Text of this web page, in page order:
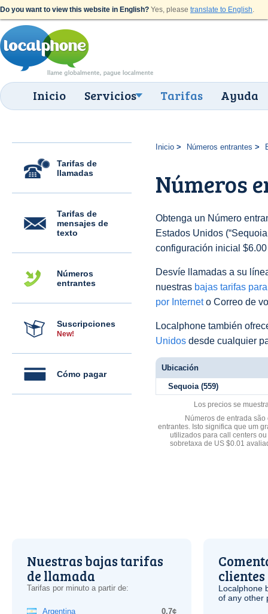
Do you want to view this website in English? Yes, please translate to English.
Inicio Servicios Tarifas Ayuda
Tarifas de
llamadas
Tarifas de
mensajes de
texto
Números
entrantes
Suscripciones
New!
Cómo pagar
Inicio Números entrantes
Números
Obtenga un Número
Estados Unidos
configuración inicial
Desvíe llamadas a su
nuestras bajas tarifas
por Interneto Correo de
Localphone también
Unidos desde cualquier
Ubicación
Sequoia (559)
Los precios se
Números de entrada
entrantes. Isto significa que um
utilizados para call centers
sobretaxa de US $0.01
Nuestras bajas tarifas
de llamada
Tarifas por minuto a partir de:
Argentina
0.7¢
clientes
Localphone
of any other